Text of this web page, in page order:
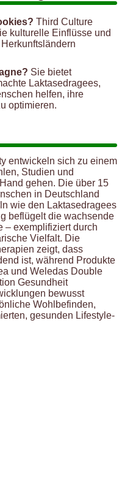
Third Culture
kulturelle Einflüsse und
Sie bietet
Laktasedragees,
helfen, ihre
optimieren.
entwickeln sich zu einem
Studien und
gehen. Die über 15
in Deutschland
wie den Laktasedragees
beflügelt die wachsende
– exemplifiziert durch
Vielfalt. Die
zeigt, dass
ist, während Produkte
und Weledas Double
Gesundheit
bewusst
Wohlbefinden,
gesunden Lifestyle-